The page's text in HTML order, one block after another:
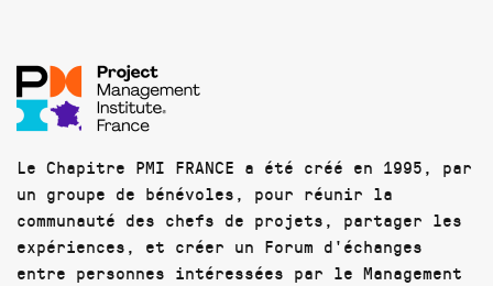
Le Chapitre PMI FRANCE a été créé en 1995, par
un groupe de bénévoles, pour réunir la
communauté des chefs de projets, partager les
expériences, et créer un Forum d'échanges
entre personnes intéressées par le Management